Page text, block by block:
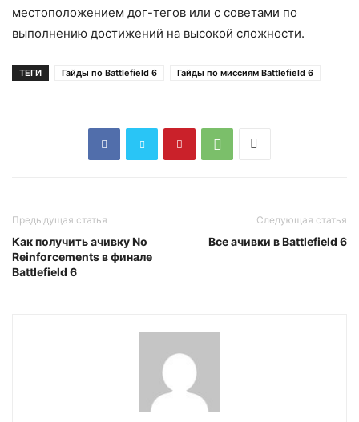
местоположением дог-тегов или с советами по
выполнению достижений на высокой сложности.
ТЕГИ Гайды по Battlefield 6 Гайды по миссиям Battlefield 6
Предыдущая статья
Как получить ачивку No
Reinforcements в финале
Battlefield 6
Следующая статья
Все ачивки в Battlefield 6